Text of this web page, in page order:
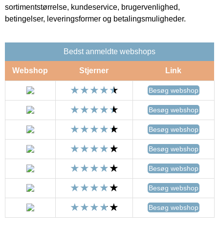
sortimentstørrelse, kundeservice, brugervenlighed,
betingelser, leveringsformer og betalingsmuligheder.
Bedst anmeldte webshops
Webshop Stjerner Link
Besøg webshop
Besøg webshop
Besøg webshop
Besøg webshop
Besøg webshop
Besøg webshop
Besøg webshop